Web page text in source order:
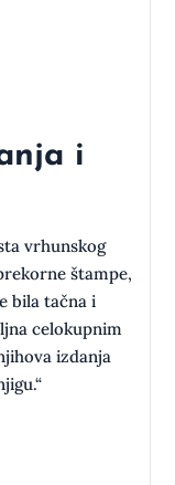
i
vrhunskog
štampe,
bila tačna i
celokupnim
izdanja